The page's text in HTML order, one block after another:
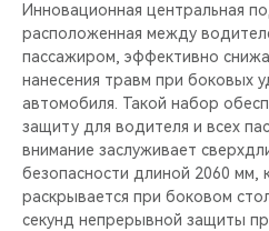
Инновационная центральная
расположенная между
пассажиром, эффективно
нанесения травм при боковых
автомобиля. Такой набор
защиту для водителя и всех
внимание заслуживает
безопасности длиной 2060 мм,
раскрывается при боковом
секунд непрерывной защиты